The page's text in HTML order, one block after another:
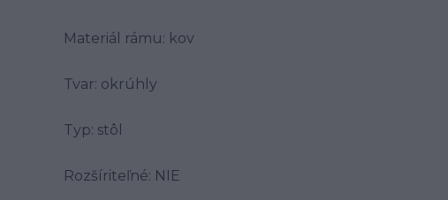
Materiál rámu: kov
Tvar: okrúhly
Typ: stôl
Rozšíriteľné: NIE